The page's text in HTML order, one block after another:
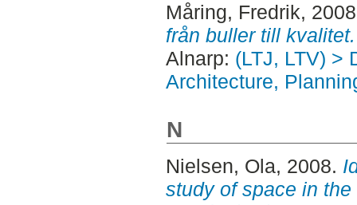
Måring, Fredrik,
från buller till kvalitet.
Alnarp: (LTJ, LTV) >
Architecture,
N
Nielsen, Ola, 2008.
study of space in